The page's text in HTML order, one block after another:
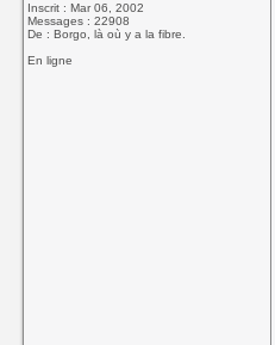
Inscrit : Mar 06, 2002
Messages : 22908
De : Borgo, là où y a la fibre.
En ligne